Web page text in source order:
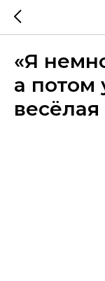
«Я
а потом
весёлая